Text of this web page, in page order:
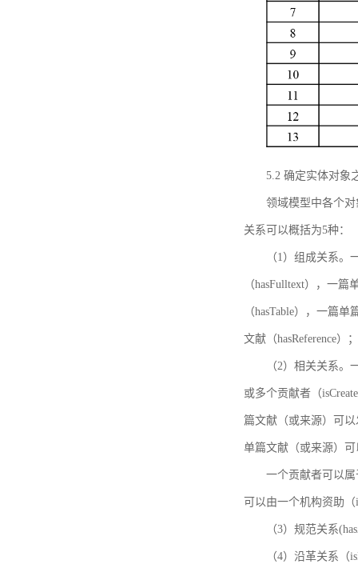
5.2 确定实体对象
领域模型中各个
关系可以概括为5种：
（1）组成关系
（hasFulltext），一
（hasTable），一篇
文献（hasReference）；
（2）相关关系
或多个贡献者（
篇文献（或来源）可
单篇文献（或来源）可
一个贡献者可以
可以由一个机构资助（
（3）规范关系
（4）沿革关系